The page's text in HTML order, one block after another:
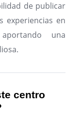
de publicar
experiencias en
una
centro